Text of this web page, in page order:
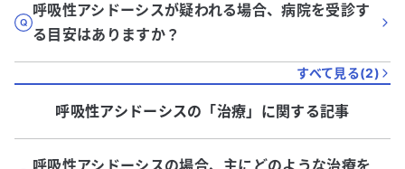
呼吸性アシドーシスが疑われる場合、病院を受診す
る目安はありますか？
すべて見る(2)
呼吸性アシドーシスの「治療」に関する記事
呼吸性アシドーシスの場合、主にどのような治療を